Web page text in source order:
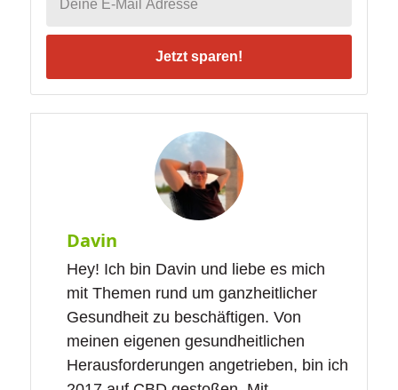
Jetzt sparen!
Davin
Hey! Ich bin Davin und liebe es mich
mit Themen rund um ganzheitlicher
Gesundheit zu beschäftigen. Von
meinen eigenen gesundheitlichen
Herausforderungen angetrieben, bin ich